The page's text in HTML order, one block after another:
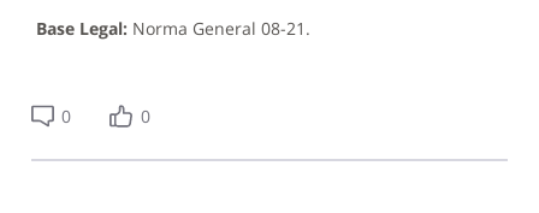
Base Legal:Norma General 08-21.
0 0